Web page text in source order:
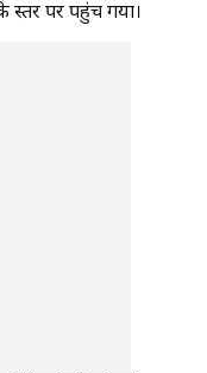
पर पहुंच गया।